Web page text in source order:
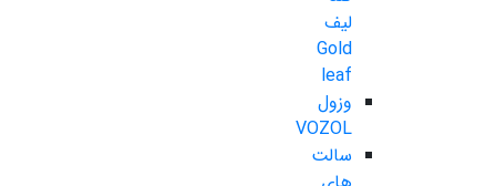
لیف
Gold
leaf
وزول
VOZOL
سالت